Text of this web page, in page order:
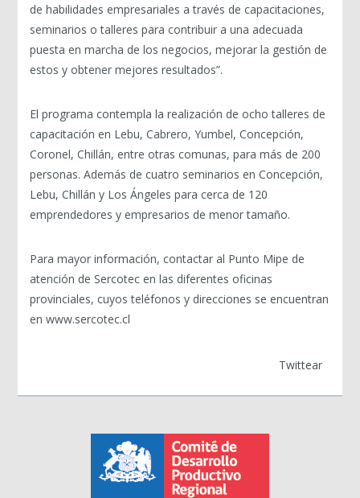
de habilidades empresariales a través de capacitaciones,
seminarios o talleres para contribuir a una adecuada
puesta en marcha de los negocios, mejorar la gestión de
estos y obtener mejores resultados”.
El programa contempla la realización de ocho talleres de
capacitación en Lebu, Cabrero, Yumbel, Concepción,
Coronel, Chillán, entre otras comunas, para más de 200
personas. Además de cuatro seminarios en Concepción,
Lebu, Chillán y Los Ángeles para cerca de 120
emprendedores y empresarios de menor tamaño.
Para mayor información, contactar al Punto Mipe de
atención de Sercotec en las diferentes oficinas
provinciales, cuyos teléfonos y direcciones se encuentran
en www.sercotec.cl
Twittear